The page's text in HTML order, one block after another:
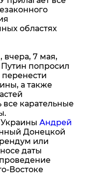
областях
, вчера, 7 мая,
попросил
а также
все карательные
Андрей
Донецкой
или
даты
Востоке